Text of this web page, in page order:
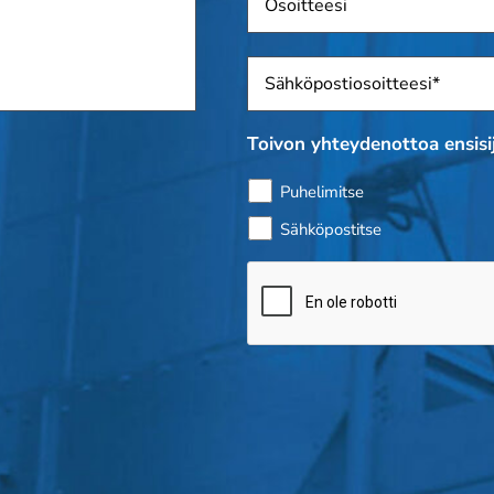
Sposti *
Toivon yhteydenottoa
Puhelimitse
Sähköpostitse